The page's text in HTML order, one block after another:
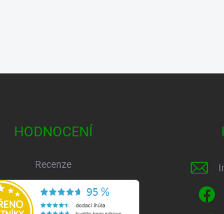
HODNOCENÍ
Recenze